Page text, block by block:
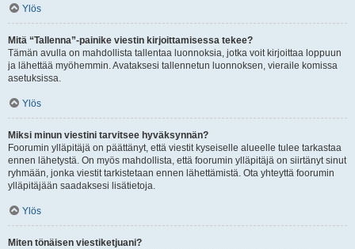
Ylös
Mitä “Tallenna”-painike viestin kirjoittamisessa tekee?
Tämän avulla on mahdollista tallentaa luonnoksia, jotka voit kirjoittaa loppuun
ja lähettää myöhemmin. Avataksesi tallennetun luonnoksen, vieraile komissa
asetuksissa.
Ylös
Miksi minun viestini tarvitsee hyväksynnän?
Foorumin ylläpitäjä on päättänyt, että viestit kyseiselle alueelle tulee tarkastaa
ennen lähetystä. On myös mahdollista, että foorumin ylläpitäjä on siirtänyt sinut
ryhmään, jonka viestit tarkistetaan ennen lähettämistä. Ota yhteyttä foorumin
ylläpitäjään saadaksesi lisätietoja.
Ylös
Miten tönäisen viestiketjuani?